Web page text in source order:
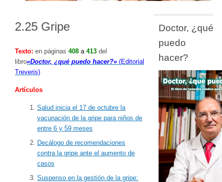
2.25 Gripe
Texto: en páginas 408 a 413 del
libro«Doctor, ¿qué puedo hacer?» (Editorial
Treveris)
Artículos
Salud inicia el 17 de octubre la
vacunación de la gripe para niños de
entre 6 y 59 meses
Decálogo de recomendaciones
contra la gripe ante el aumento de
casos
Suspenso en la gestión de la gripe:
Doctor, ¿qué
puedo
hacer?